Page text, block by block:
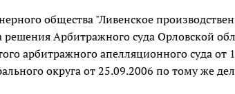
общества "Ливенское
Арбитражного суда Орловской
арбитражного апелляционного суда от
округа от 25.09.2006 по тому же